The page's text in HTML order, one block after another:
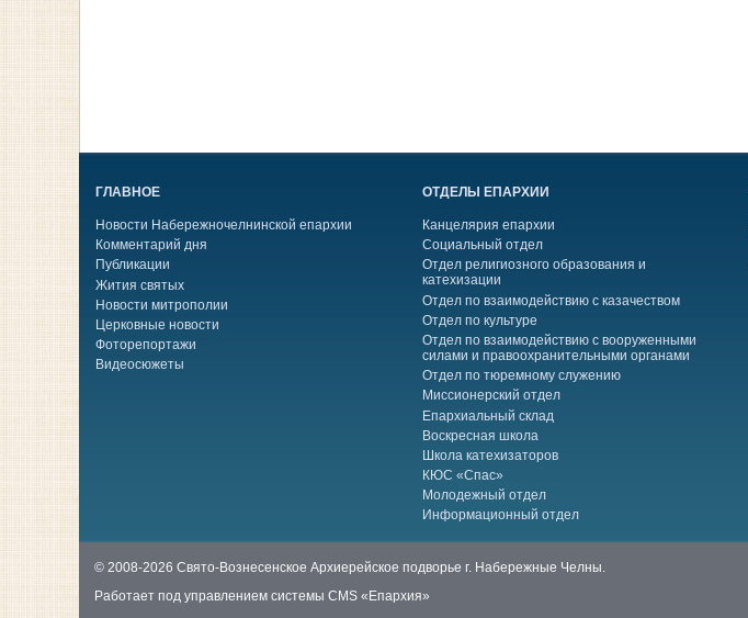
ГЛАВНОЕ
Новости Набережночелнинской епархии
Комментарий дня
Публикации
Жития святых
Новости митрополии
Церковные новости
Фоторепортажи
Видеосюжеты
ОТДЕЛЫ ЕПАРХИИ
Канцелярия епархии
Социальный отдел
Отдел религиозного образования и
катехизации
Отдел по взаимодействию с казачеством
Отдел по культуре
Отдел по взаимодействию с вооруженными
силами и правоохранительными органами
Отдел по тюремному служению
Миссионерский отдел
Епархиальный склад
Воскресная школа
Школа катехизаторов
КЮС «Спас»
Молодежный отдел
Информационный отдел
© 2008-2026 Свято-Вознесенское Архиерейское подворье г. Набережные Челны.
Работает под управлением системы CMS «Епархия»